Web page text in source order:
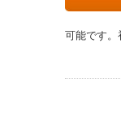
可能です。